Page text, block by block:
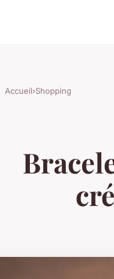
Accueil›Shopping